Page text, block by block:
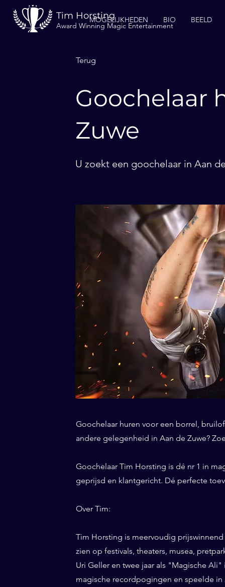
Tim Horsting
Award Winning Magic Entertainment
MOGELIJKHEDEN BIO BEELD
Terug
Goochelaar
Zuwe
U zoekt een goochelaar in Aan
Goochelaar huren voor een borrel,
andere gelegenheid in Aan de Zuwe?
Goochelaar Tim Horsting is dé nr 1 in
geprijsd en klantgericht. Dé perfecte
Over Tim:
Tim Horsting is meervoudig
zien op festivals, theaters, musea,
Uri Geller en twee jaar als "Magische
magische recordpogingen en speelde in